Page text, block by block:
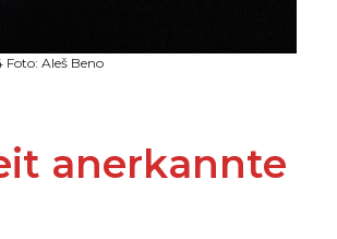
Aleš Beno
anerkannte